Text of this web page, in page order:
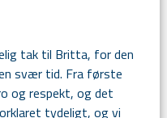
tak til Britta, for den
svær tid. Fra første
og respekt, og det
tydeligt, og vi